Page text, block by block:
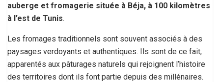
auberge et fromagerie située à Béja, à 100 kilomètres
à l’est de Tunis.
Les fromages traditionnels sont souvent associés à des
paysages verdoyants et authentiques. Ils sont de ce fait,
apparentés aux pâturages naturels qui rejoignent l’histoire
des territoires dont ils font partie depuis des millénaires.